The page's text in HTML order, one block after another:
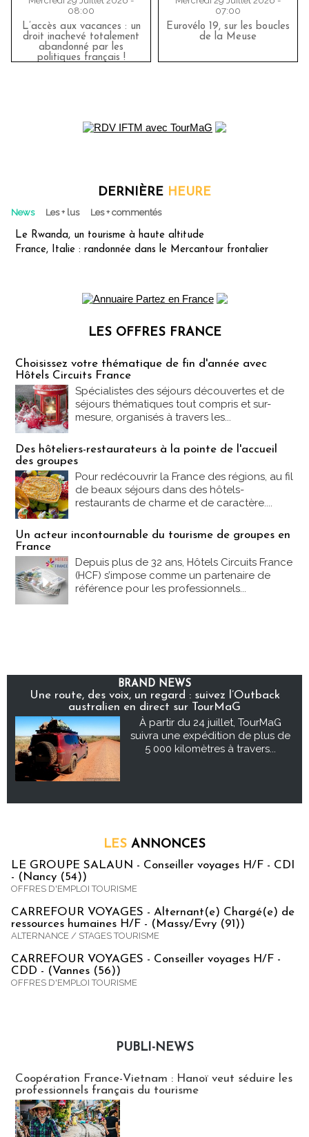
08:00
L’accès aux vacances : un
droit inachevé totalement
abandonné par les
politiques français !
07:00
Eurovélo 19, sur les boucles
de la Meuse
DERNIÈRE HEURE
News Les + lus Les + commentés
Le Rwanda, un tourisme à haute altitude
France, Italie : randonnée dans le Mercantour frontalier
LES OFFRES FRANCE
Choisissez votre thématique de fin d'année avec
Hôtels Circuits France
Spécialistes des séjours découvertes et de
séjours thématiques tout compris et sur-
mesure, organisés à travers les...
Des hôteliers-restaurateurs à la pointe de l'accueil
des groupes
Pour redécouvrir la France des régions, au fil
de beaux séjours dans des hôtels-
restaurants de charme et de caractère....
Un acteur incontournable du tourisme de groupes en
France
Depuis plus de 32 ans, Hôtels Circuits France
(HCF) s’impose comme un partenaire de
référence pour les professionnels...
BRAND NEWS
Une route, des voix, un regard : suivez l’Outback
australien en direct sur TourMaG
À partir du 24 juillet, TourMaG
suivra une expédition de plus de
5 000 kilomètres à travers...
LES ANNONCES
LE GROUPE SALAUN - Conseiller voyages H/F - CDI
- (Nancy (54))
OFFRES D'EMPLOI TOURISME
CARREFOUR VOYAGES - Alternant(e) Chargé(e) de
ressources humaines H/F - (Massy/Evry (91))
ALTERNANCE / STAGES TOURISME
CARREFOUR VOYAGES - Conseiller voyages H/F -
CDD - (Vannes (56))
OFFRES D'EMPLOI TOURISME
PUBLI-NEWS
Coopération France-Vietnam : Hanoï veut séduire les
professionnels français du tourisme